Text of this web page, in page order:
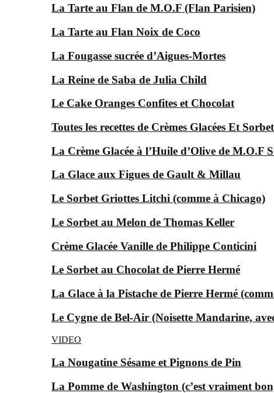
La Tarte au Flan de M.O.F (Flan Parisien)
La Tarte au Flan Noix de Coco
La Fougasse sucrée d’Aigues-Mortes
La Reine de Saba de Julia Child
Le Cake Oranges Confites et Chocolat
Toutes les recettes de Crèmes Glacées Et
La Crème Glacée à l’Huile d’Olive de M.O.F
La Glace aux Figues de Gault & Millau
Le Sorbet Griottes Litchi (comme à Chicago)
Le Sorbet au Melon de Thomas Keller
Crème Glacée Vanille de Philippe Conticini
Le Sorbet au Chocolat de Pierre Hermé
La Glace à la Pistache de Pierre Hermé
Le Cygne de Bel-Air (Noisette Mandarine,
VIDEO
La Nougatine Sésame et Pignons de Pin
La Pomme de Washington (c’est vraiment